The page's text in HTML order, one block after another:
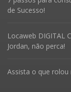
de Sucesso!
Locaweb DIGITAL
Jordan, não perca!
Assista o que